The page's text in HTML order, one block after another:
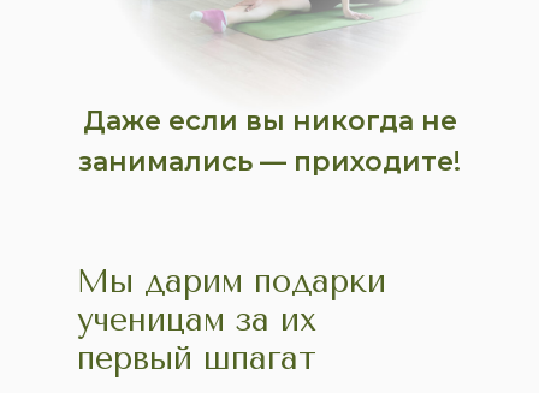
Даже если вы никогда не
занимались — приходите!
Мы дарим подарки
ученицам за их
первый шпагат